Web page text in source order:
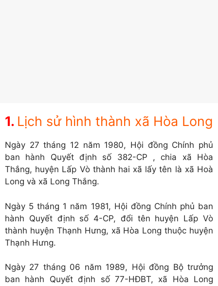
Lịch sử hình thành xã Hòa Long
Ngày 27 tháng 12 năm 1980, Hội đồng Chính phủ
ban hành Quyết định số 382-CP , chia xã Hòa
Thắng, huyện Lấp Vò thành hai xã lấy tên là xã Hoà
Long và xã Long Thắng.
Ngày 5 tháng 1 năm 1981, Hội đồng Chính phủ ban
hành Quyết định số 4-CP, đổi tên huyện Lấp Vò
thành huyện Thạnh Hưng, xã Hòa Long thuộc huyện
Thạnh Hưng.
Ngày 27 tháng 06 năm 1989, Hội đồng Bộ trưởng
ban hành Quyết định số 77-HĐBT, xã Hòa Long